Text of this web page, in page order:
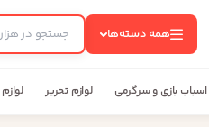
همه دسته‌ها
اسباب بازی و سرگرمی لوازم تحریر